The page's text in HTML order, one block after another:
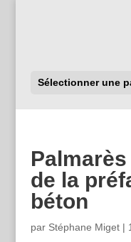
Sélectionner une
de la
béton
par Stéphane Miget|